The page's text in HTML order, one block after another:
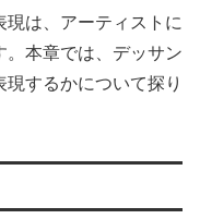
は、アーティストに
。本章では、デッサン
するかについて探り